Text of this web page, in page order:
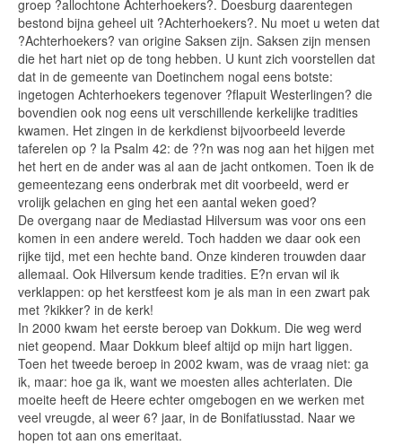
groep ?allochtone Achterhoekers?. Doesburg daarentegen
bestond bijna geheel uit ?Achterhoekers?. Nu moet u weten dat
?Achterhoekers? van origine Saksen zijn. Saksen zijn mensen
die het hart niet op de tong hebben. U kunt zich voorstellen dat
dat in de gemeente van Doetinchem nogal eens botste:
ingetogen Achterhoekers tegenover ?flapuit Westerlingen? die
bovendien ook nog eens uit verschillende kerkelijke tradities
kwamen. Het zingen in de kerkdienst bijvoorbeeld leverde
taferelen op ? la Psalm 42: de ??n was nog aan het hijgen met
het hert en de ander was al aan de jacht ontkomen. Toen ik de
gemeentezang eens onderbrak met dit voorbeeld, werd er
vrolijk gelachen en ging het een aantal weken goed?
De overgang naar de Mediastad Hilversum was voor ons een
komen in een andere wereld. Toch hadden we daar ook een
rijke tijd, met een hechte band. Onze kinderen trouwden daar
allemaal. Ook Hilversum kende tradities. E?n ervan wil ik
verklappen: op het kerstfeest kom je als man in een zwart pak
met ?kikker? in de kerk!
In 2000 kwam het eerste beroep van Dokkum. Die weg werd
niet geopend. Maar Dokkum bleef altijd op mijn hart liggen.
Toen het tweede beroep in 2002 kwam, was de vraag niet: ga
ik, maar: hoe ga ik, want we moesten alles achterlaten. Die
moeite heeft de Heere echter omgebogen en we werken met
veel vreugde, al weer 6? jaar, in de Bonifatiusstad. Naar we
hopen tot aan ons emeritaat.